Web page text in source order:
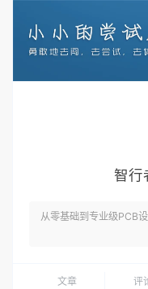
智行
从零基础到专业级PCB
文章 评